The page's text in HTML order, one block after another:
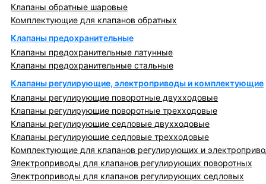
Клапаны обратные шаровые
Комплектующие для клапанов обратных
Клапаны предохранительные
Клапаны предохранительные латунные
Клапаны предохранительные стальные
Клапаны регулирующие, электроприводы и комплектующие
Клапаны регулирующие поворотные двухходовые
Клапаны регулирующие поворотные трехходовые
Клапаны регулирующие седловые двухходовые
Клапаны регулирующие седловые трехходовые
Комплектующие для клапанов регулирующих и
Электроприводы для клапанов регулирующих поворотных
Электроприводы для клапанов регулирующих седловых